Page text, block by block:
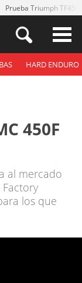
Prueba Triumph
HARD ENDURO
450F
al mercado
los que